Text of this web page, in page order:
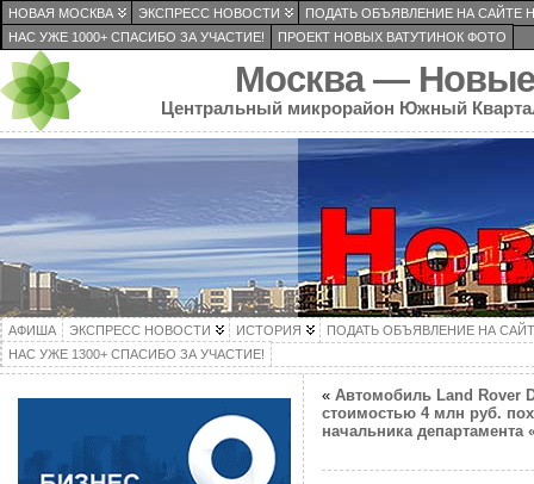
НОВАЯ МОСКВА ЭКСПРЕСС НОВОСТИ
ПОДАТЬ ОБЪЯВЛЕНИЕ НА САЙТЕ
НАС УЖЕ 1000+ СПАСИБО ЗА УЧАСТИЕ!
ПРОЕКТ НОВЫХ ВАТУТИНОК ФОТО
Москва — Новые
Центральный микрорайон Южный
АФИША ЭКСПРЕСС НОВОСТИ ИСТОРИЯ
ПОДАТЬ ОБЪЯВЛЕНИЕ НА
НАС УЖЕ 1300+ СПАСИБО ЗА УЧАСТИЕ!
« Автомобиль Land Rover
стоимостью 4 млн руб.
начальника департамента